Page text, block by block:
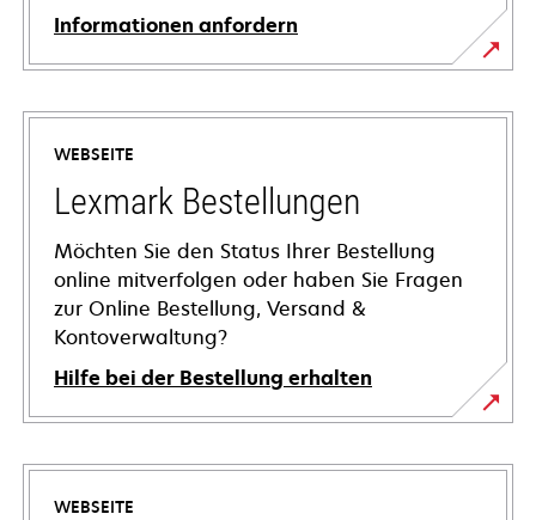
Informationen anfordern
WEBSEITE
Lexmark Bestellungen
Möchten Sie den Status Ihrer Bestellung
online mitverfolgen oder haben Sie Fragen
zur Online Bestellung, Versand &
Kontoverwaltung?
Hilfe bei der Bestellung erhalten
WEBSEITE